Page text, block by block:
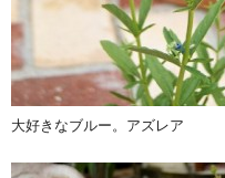
大好きなブルー。アズレア